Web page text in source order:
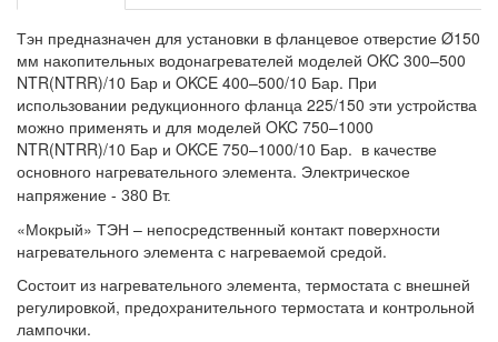
Тэн предназначен для установки в фланцевое отверстие Ø150
мм накопительных водонагревателей моделей OKC 300–500
NTR(NTRR)/10 Бар и OKCE 400–500/10 Бар. При
использовании редукционного фланца 225/150 эти устройства
можно применять и для моделей OKC 750–1000
NTR(NTRR)/10 Бар и OKCE 750–1000/10 Бар. в качестве
основного нагревательного элемента. Электрическое
напряжение - 380 Вт.
«Мокрый» ТЭН – непосредственный контакт поверхности
нагревательного элемента с нагреваемой средой.
Состоит из нагревательного элемента, термостата с внешней
регулировкой, предохранительного термостата и контрольной
лампочки.